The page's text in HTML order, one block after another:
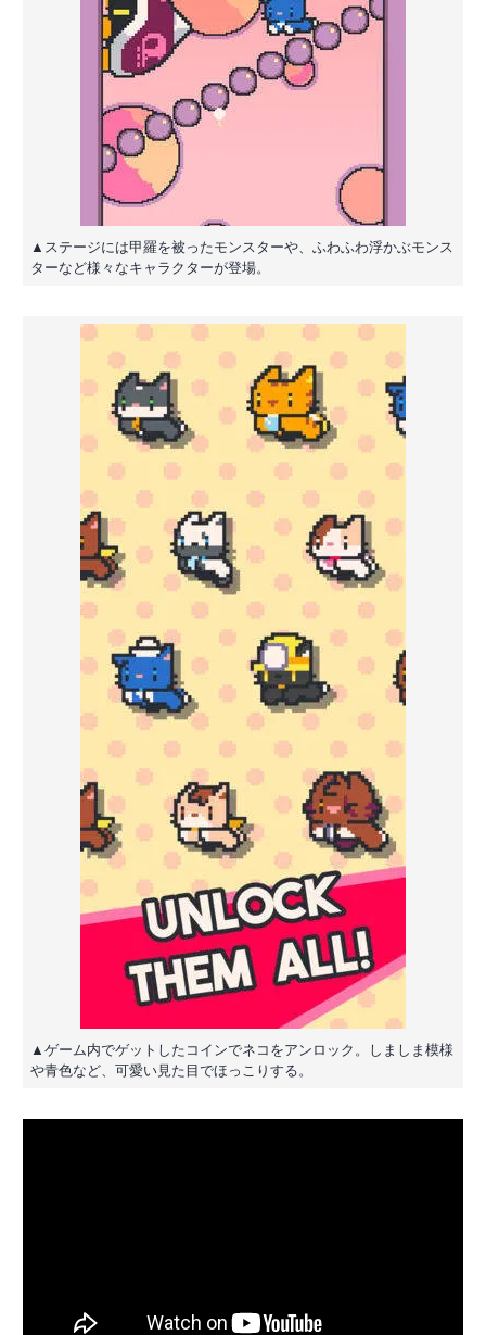
▲ステージには甲羅を被ったモンスターや、ふわふわ浮かぶモンス
ターなど様々なキャラクターが登場。
▲ゲーム内でゲットしたコインでネコをアンロック。しましま模様
や青色など、可愛い見た目でほっこりする。